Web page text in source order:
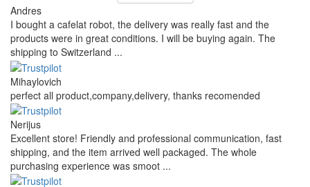
Andres
I bought a cafelat robot, the delivery was really fast and the
products were in great conditions. I will be buying again. The
shipping to Switzerland ...
Mihaylovich
perfect all product,company,delivery, thanks recomended
Nerijus
Excellent store! Friendly and professional communication, fast
shipping, and the item arrived well packaged. The whole
purchasing experience was smoot ...